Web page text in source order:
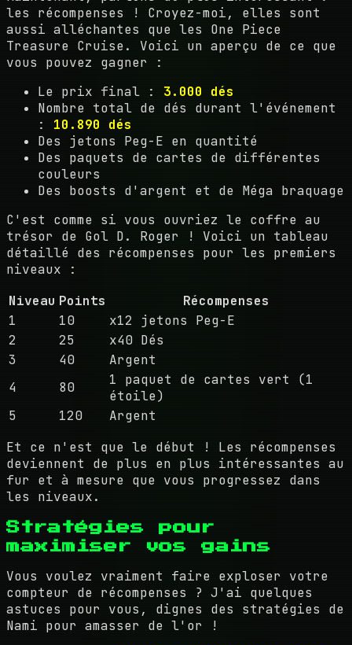
les récompenses ! Croyez-moi, elles sont
aussi alléchantes que les One Piece
Treasure Cruise. Voici un aperçu de ce que
vous pouvez gagner :
Le prix final : 3.000 dés
Nombre total de dés durant l'événement
: 10.890 dés
Des jetons Peg-E en quantité
Des paquets de cartes de différentes
couleurs
Des boosts d'argent et de Méga braquage
C'est comme si vous ouvriez le coffre au
trésor de Gol D. Roger ! Voici un tableau
détaillé des récompenses pour les premiers
niveaux :
Niveau Points
Récompenses
1
10
x12 jetons Peg-E
2
25
x40 Dés
3
40
Argent
4
80
1 paquet de cartes vert (1
étoile)
5
120
Argent
Et ce n'est que le début ! Les récompenses
deviennent de plus en plus intéressantes au
fur et à mesure que vous progressez dans
les niveaux.
Stratégies pour
maximiser vos gains
Vous voulez vraiment faire exploser votre
compteur de récompenses ? J'ai quelques
astuces pour vous, dignes des stratégies de
Nami pour amasser de l'or !